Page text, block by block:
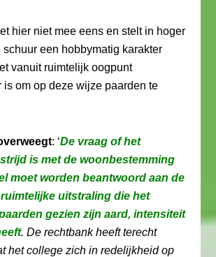
hier niet mee eens en stelt in hoger
schuur een hobbymatig karakter
vanuit ruimtelijk oogpunt
is om op deze wijze paarden te
: ‘De vraag of het
is met de woonbestemming
moet worden beantwoord aan de
uitstraling die het
gezien zijn aard, intensiteit
. De rechtbank heeft terecht
het college zich in redelijkheid op